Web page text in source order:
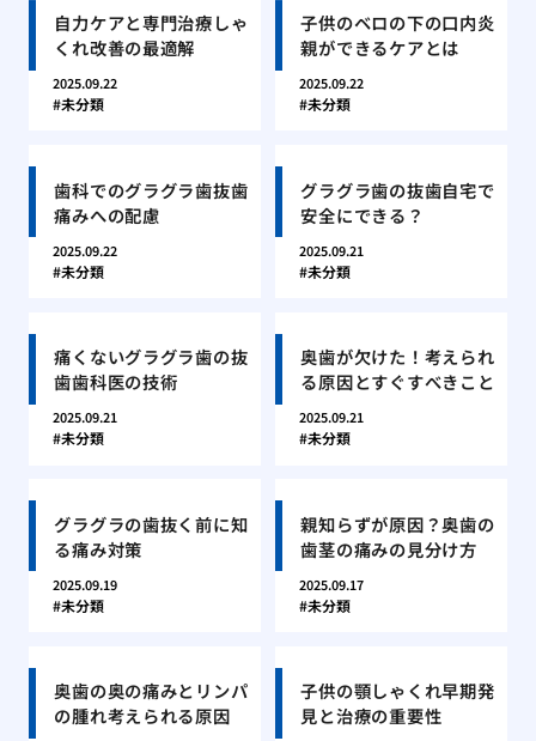
自力ケアと専門治療しゃ
くれ改善の最適解
2025.09.22
未分類
子供のベロの下の口内炎
親ができるケアとは
2025.09.22
未分類
歯科でのグラグラ歯抜歯
痛みへの配慮
2025.09.22
未分類
グラグラ歯の抜歯自宅で
安全にできる？
2025.09.21
未分類
痛くないグラグラ歯の抜
歯歯科医の技術
2025.09.21
未分類
奥歯が欠けた！考えられ
る原因とすぐすべきこと
2025.09.21
未分類
グラグラの歯抜く前に知
る痛み対策
2025.09.19
未分類
親知らずが原因？奥歯の
歯茎の痛みの見分け方
2025.09.17
未分類
奥歯の奥の痛みとリンパ
の腫れ考えられる原因
子供の顎しゃくれ早期発
見と治療の重要性